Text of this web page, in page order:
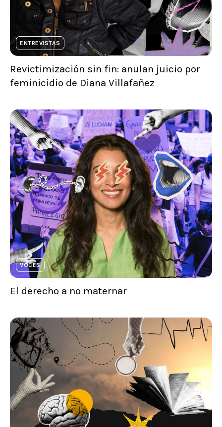
ENTREVISTAS
Revictimización sin fin: anulan juicio por
feminicidio de Diana Villafañez
VOCES
El derecho a no maternar